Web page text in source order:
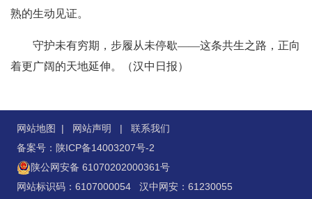
熟的生动见证。
守护未有穷期，步履从未停歇——这条共生之路，正向
着更广阔的天地延伸。（汉中日报）
网站地图 | 网站声明 | 联系我们
备案号：陕ICP备14003207号-2
陕公网安备 61070202000361号
网站标识码：6107000054 汉中网安：61230055